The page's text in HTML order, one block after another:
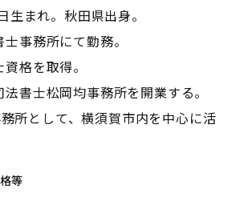
まれ。秋田県出身。
事務所にて勤務。
格を取得。
書士松岡均事務所を開業する。
所として、横須賀市内を中心に活
等